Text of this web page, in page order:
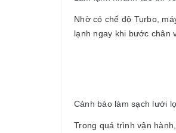
Nhờ có chế độ Turbo,
lạnh ngay khi bước chân
Cảnh báo làm sạch lưới
Trong quá trình vận